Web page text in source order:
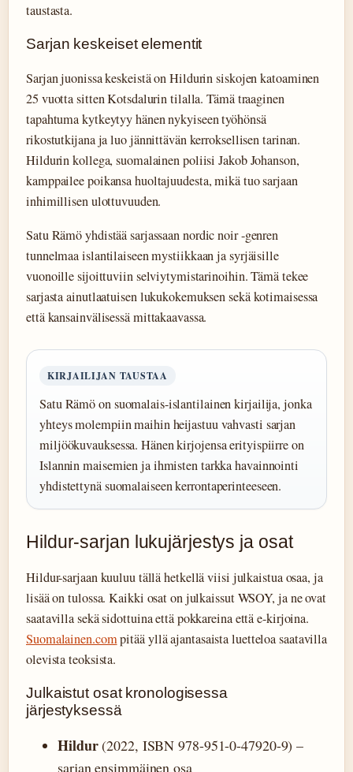
taustasta.
Sarjan keskeiset elementit
Sarjan juonissa keskeistä on Hildurin siskojen katoaminen
25 vuotta sitten Kotsdalurin tilalla. Tämä traaginen
tapahtuma kytkeytyy hänen nykyiseen työhönsä
rikostutkijana ja luo jännittävän kerroksellisen tarinan.
Hildurin kollega, suomalainen poliisi Jakob Johanson,
kamppailee poikansa huoltajuudesta, mikä tuo sarjaan
inhimillisen ulottuvuuden.
Satu Rämö yhdistää sarjassaan nordic noir -genren
tunnelmaa islantilaiseen mystiikkaan ja syrjäisille
vuonoille sijoittuviin selviytymistarinoihin. Tämä tekee
sarjasta ainutlaatuisen lukukokemuksen sekä kotimaisessa
että kansainvälisessä mittakaavassa.
KIRJAILIJAN TAUSTAA
Satu Rämö on suomalais-islantilainen kirjailija, jonka
yhteys molempiin maihin heijastuu vahvasti sarjan
miljöökuvauksessa. Hänen kirjojensa erityispiirre on
Islannin maisemien ja ihmisten tarkka havainnointi
yhdistettynä suomalaiseen kerrontaperinteeseen.
Hildur-sarjan lukujärjestys ja osat
Hildur-sarjaan kuuluu tällä hetkellä viisi julkaistua osaa, ja
lisää on tulossa. Kaikki osat on julkaissut WSOY, ja ne ovat
saatavilla sekä sidottuina että pokkareina että e-kirjoina.
Suomalainen.compitää yllä ajantasaista luetteloa saatavilla
olevista teoksista.
Julkaistut osat kronologisessa
järjestyksessä
Hildur(2022, ISBN 978-951-0-47920-9) –
sarjan ensimmäinen osa